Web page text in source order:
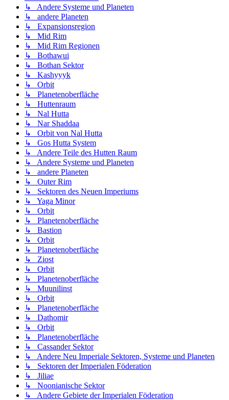
↳ Andere Systeme und Planeten
↳ andere Planeten
↳ Expansionsregion
↳ Mid Rim
↳ Mid Rim Regionen
↳ Bothawui
↳ Bothan Sektor
↳ Kashyyyk
↳ Orbit
↳ Planetenoberfläche
↳ Huttenraum
↳ Nal Hutta
↳ Nar Shaddaa
↳ Orbit von Nal Hutta
↳ Gos Hutta System
↳ Andere Teile des Hutten Raum
↳ Andere Systeme und Planeten
↳ andere Planeten
↳ Outer Rim
↳ Sektoren des Neuen Imperiums
↳ Yaga Minor
↳ Orbit
↳ Planetenoberfläche
↳ Bastion
↳ Orbit
↳ Planetenoberfläche
↳ Ziost
↳ Orbit
↳ Planetenoberfläche
↳ Muunilinst
↳ Orbit
↳ Planetenoberfläche
↳ Dathomir
↳ Orbit
↳ Planetenoberfläche
↳ Cassander Sektor
↳ Andere Neu Imperiale Sektoren, Systeme und Planeten
↳ Sektoren der Imperialen Föderation
↳ Jiliae
↳ Noonianische Sektor
↳ Andere Gebiete der Imperialen Föderation